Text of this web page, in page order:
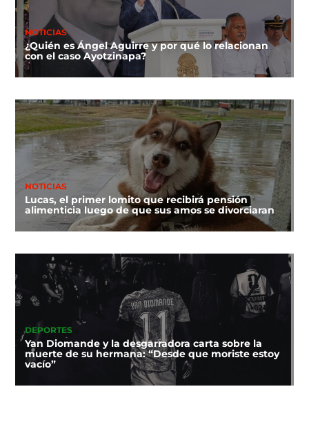
NOTICIAS
¿Quién es Ángel Aguirre y por qué lo relacionan
con el caso Ayotzinapa?
NOTICIAS
Lucas, el primer lomito que recibirá pensión
alimenticia luego de que sus amos se divorciaran
DEPORTES
Yan Diomande y la desgarradora carta sobre la
muerte de su hermana: “Desde que moriste estoy
vacío”